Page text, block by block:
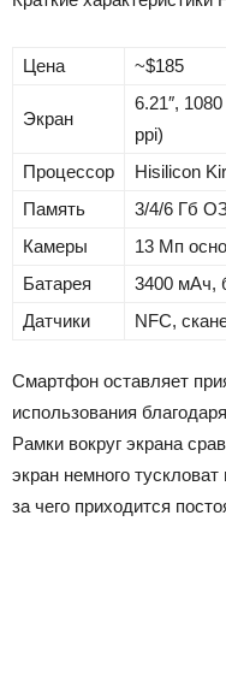
Цена ~$185
Экран
6.21″,
ppi)
Процессор
Hisilicon
Память
3/4/6 Гб
Камеры
13 Мп
Батарея
3400 мАч,
Датчики
NFC,
Смартфон оставляет
использования
Рамки вокруг экрана
экран немного
за чего приходится